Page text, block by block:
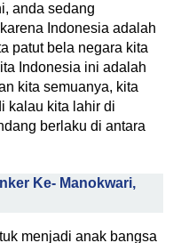
anda sedang
Indonesia adalah
patut bela negara kita
Indonesia ini adalah
kita semuanya, kita
kalau kita lahir di
berlaku di antara
Ke- Manokwari,
menjadi anak bangsa